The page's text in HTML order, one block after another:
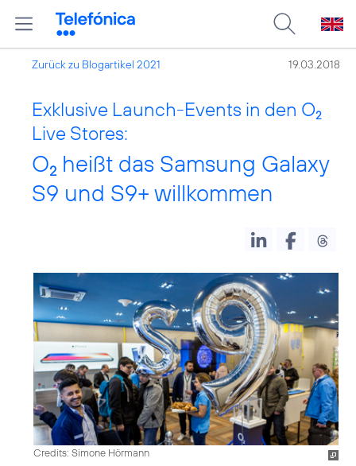
Zurück zu Blogartikel 2021 19.03.2018
Exklusive Launch-Events in den O2
Live Stores:
O2 heißt das Samsung Galaxy
S9 und S9+ willkommen
Credits: Simone Hörmann